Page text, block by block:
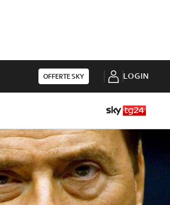
OFFERTE SKY LOGIN